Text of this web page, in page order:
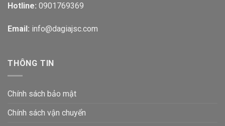
Hotline: 0901769369
Email: info@dagiajsc.com
THÔNG TIN
Chính sách bảo mật
Chính sách vận chuyển